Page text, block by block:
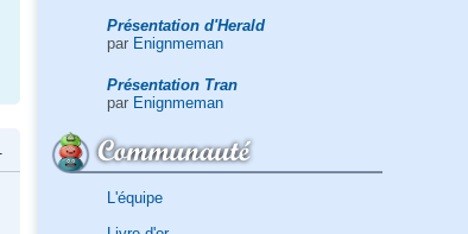
Présentation d'Herald
par Enignmeman
Présentation Tran
par Enignmeman
Communauté
L'équipe